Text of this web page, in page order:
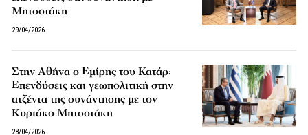
Μητσοτάκη
29/04/2026
Στην Αθήνα ο Εμίρης του Κατάρ:
Επενδύσεις και γεωπολιτική στην
ατζέντα της συνάντησης με τον
Κυριάκο Μητσοτάκη
28/04/2026